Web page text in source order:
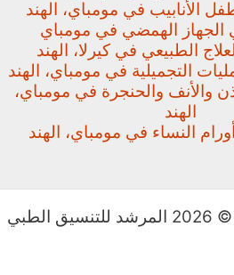
الأنابيب في مومباي، الهند
الهمضي في مومباي
الطبيعي في كيرلا، الهند
التجميلية في مومباي، الهند
والأنف والحنجرة في مومباي،
الهند
النساء في مومباي، الهند